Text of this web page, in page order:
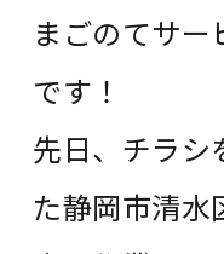
まごのてサ
です！
先日、チラシ
た静岡市清水